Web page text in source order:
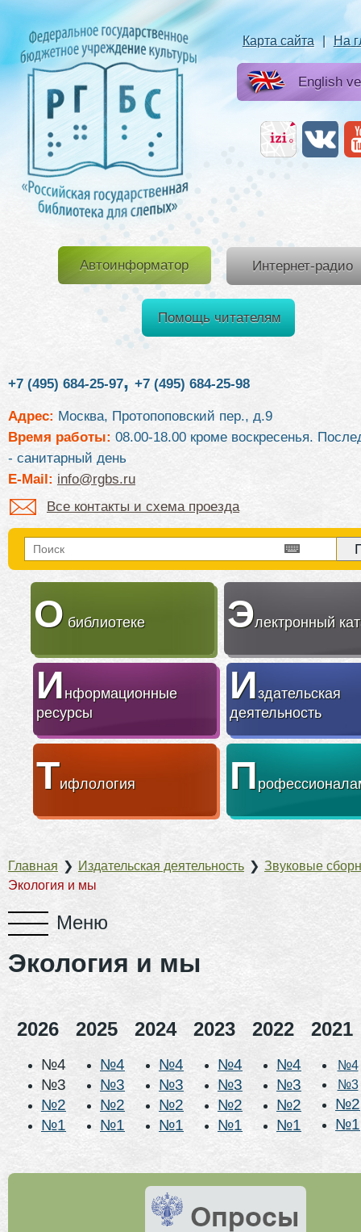
Карта сайта | На
English
Автоинформатор Интернет-радио
Помощь читателям
+7 (495) 684-25-97, +7 (495) 684-25-98
Адрес: Москва, Протопоповский пер., д.9
Время работы: 08.00-18.00 кроме воскресенья.
- санитарный день
E-Mail: info@rgbs.ru
Все контакты и схема проезда
О библиотеке Электронный
Информационные
ресурсы
Издательская
деятельность
Тифлология П
Главная ❯ Издательская деятельность ❯ Звуковые
Экология и мы
Экология и мы
2026 2025 2024 2023 2022 2021
№4
№3
№2
№1
№4
№3
№2
№1
№4
№3
№2
№1
№4
№3
№2
№1
№4
№3
№2
№1
№4
№3
№2
№1